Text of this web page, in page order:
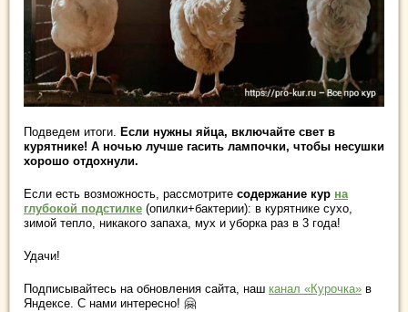
Подведем итоги. Если нужны яйца, включайте свет в
курятнике! А ночью лучше гасить лампочки, чтобы несушки
хорошо отдохнули.
Если есть возможность, рассмотрите содержание кур на
глубокой подстилке (опилки+бактерии): в курятнике сухо,
зимой тепло, никакого запаха, мух и уборка раз в 3 года!
Удачи!
Подписывайтесь на обновления сайта, наш канал «Курочка» в
Яндексе. С нами интересно! 🤗